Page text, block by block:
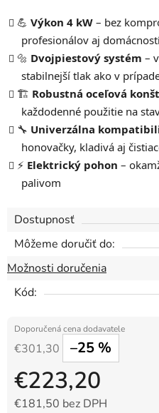
💪 Výkon 4 kW – bez
profesionálov aj
🔩 Dvojpiestový systém –
stabilnejší tlak ako v
🏗️ Robustná oceľová
každodenné použitie na
🔧 Univerzálna
honovačky, kladivá aj
⚡ Elektrický pohon –
palivom
Dostupnosť
Môžeme doručiť do:
Možnosti doručenia
Kód:
€301,30 –25 %
€223,20
€181,50 bez DPH